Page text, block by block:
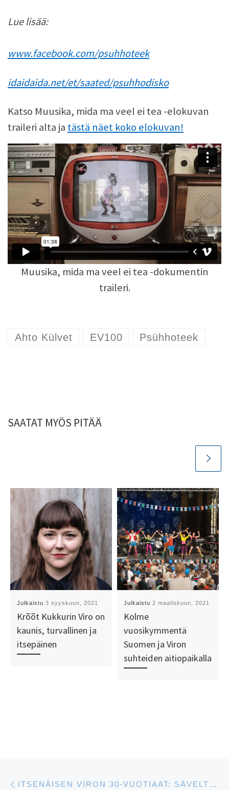
Lue lisää:
www.facebook.com/psuhhoteek
idaidaida.net/et/saated/psuhhodisko
Katso Muusika, mida ma veel ei tea -elokuvan
traileri alta ja tästä näet koko elokuvan!
Muusika, mida ma veel ei tea -dokumentin
traileri.
Ahto Külvet EV100 Psühhoteek
SAATAT MYÖS PITÄÄ
Julkaistu3 syyskuun, 2021
Krõõt Kukkurin Viro on
kaunis, turvallinen ja
itsepäinen
Julkaistu2 maaliskuun, 2021
Kolme
vuosikymmentä
Suomen ja Viron
suhteiden aitiopaikalla
Artikkelien navigointi ITSENÄISEN VIRON 30-VUOTIAAT: SÄVELTÄJÄ RASMUS PUUR